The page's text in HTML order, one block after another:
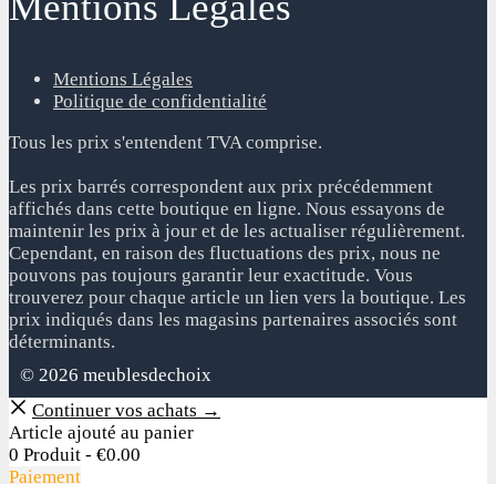
Mentions Légales
Politique de confidentialité
Tous les prix s'entendent TVA comprise.
Les prix barrés correspondent aux prix précédemment
affichés dans cette boutique en ligne. Nous essayons de
maintenir les prix à jour et de les actualiser régulièrement.
Cependant, en raison des fluctuations des prix, nous ne
pouvons pas toujours garantir leur exactitude. Vous
trouverez pour chaque article un lien vers la boutique. Les
prix indiqués dans les magasins partenaires associés sont
déterminants.
© 2026 meublesdechoix
Continuer vos achats →
Article ajouté au panier
0 Produit - €0.00
Paiement